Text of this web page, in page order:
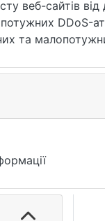
веб-сайтів
DDoS-
та